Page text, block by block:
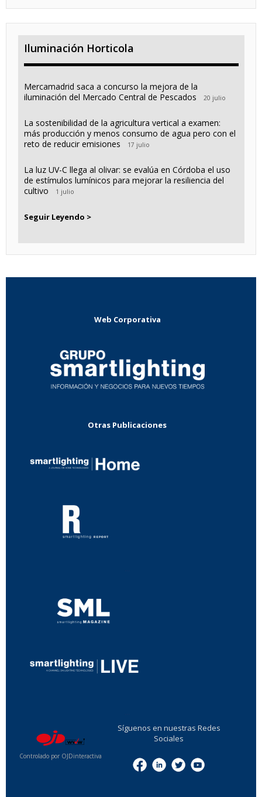
Iluminación Horticola
Mercamadrid saca a concurso la mejora de la
iluminación del Mercado Central de Pescados
20 julio
La sostenibilidad de la agricultura vertical a examen:
más producción y menos consumo de agua pero con el
reto de reducir emisiones
17 julio
La luz UV-C llega al olivar: se evalúa en Córdoba el uso
de estímulos lumínicos para mejorar la resiliencia del
cultivo
1 julio
Seguir Leyendo >
Web Corporativa
Otras Publicaciones
Controlado por OJDinteractiva
Síguenos en nuestras Redes
Sociales